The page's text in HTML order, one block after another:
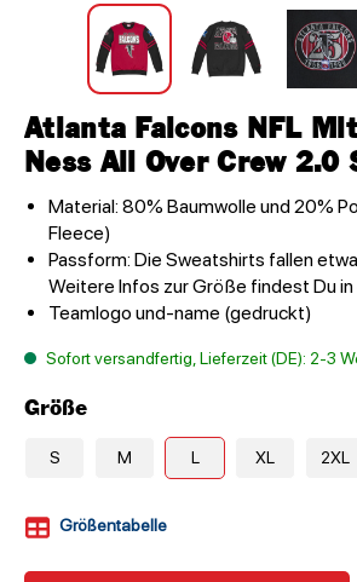
Atlanta Falcons NFL
Ness All Over Crew 2.0
Material: 80% Baumwolle und 20%
Fleece)
Passform: Die Sweatshirts fallen
Weitere Infos zur Größe findest Du
Teamlogo und-name (gedruckt)
Sofort versandfertig, Lieferzeit (DE): 2-3
Größe
S M L XL 2XL
Größentabelle